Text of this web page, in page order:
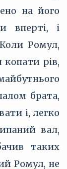
на його
вперті, і
Ромул,
копати рів,
брата,
і, легко
вал,
таких
Ромул, не